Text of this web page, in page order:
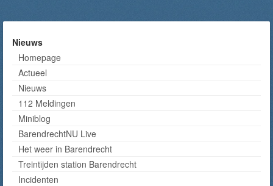
Nieuws
Homepage
Actueel
Nieuws
112 Meldingen
Miniblog
BarendrechtNU Live
Het weer in Barendrecht
Treintijden station Barendrecht
Incidenten